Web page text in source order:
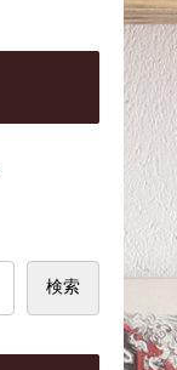
検索